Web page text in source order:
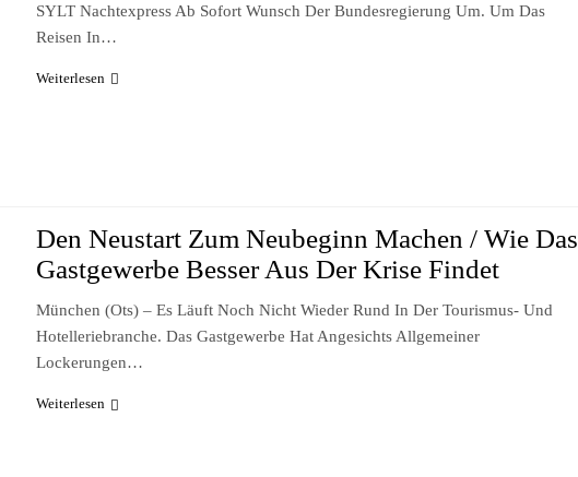
SYLT Nachtexpress Ab Sofort Wunsch Der Bundesregierung Um. Um Das
Reisen In…
Weiterlesen
Den Neustart Zum Neubeginn Machen / Wie Das
Gastgewerbe Besser Aus Der Krise Findet
München (ots) – Es Läuft Noch Nicht Wieder Rund In Der Tourismus- Und
Hotelleriebranche. Das Gastgewerbe Hat Angesichts Allgemeiner
Lockerungen…
Weiterlesen